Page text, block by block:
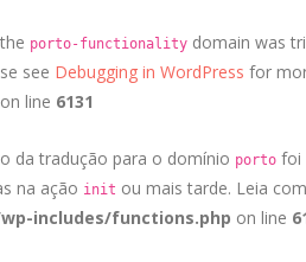
porto-functionality domain was
see Debugging in WordPress for
on line 6131
da tradução para o domínio porto foi
na ação init ou mais tarde. Leia
includes/functions.php on line